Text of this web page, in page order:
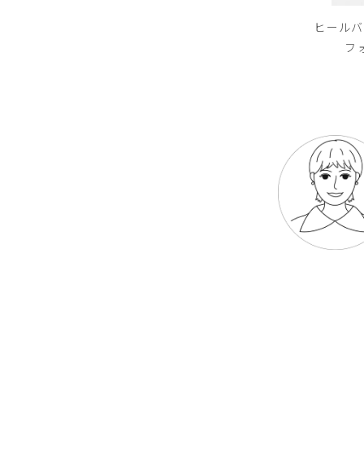
ヒール
フ